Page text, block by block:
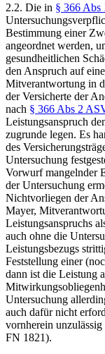
2.2. Die in § 366 Abs
Bestimmung einer
angeordnet werden,
gesundheitlichen
den Anspruch auf
Mitverantwortung in
der Versicherte der
nach § 366 Abs 2
Leistungsanspruch
zugrunde legen. Es
des
Untersuchung
Vorwurf mangelnder
der Untersuchung
Nichtvorliegen der
Mayer,
Leistungsanspruchs
auch ohne die
Leistungsbezugs
Feststellung einer
dann ist die Leistung
Untersuchung
auch dafür nicht
vornherein unzulässig
FN 1821).